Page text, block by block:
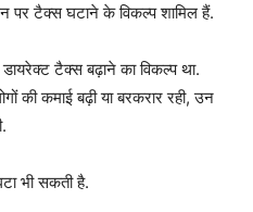
पर टैक्स घटाने के विकल्प शामिल हैं.
टैक्स बढ़ाने का विकल्प था.
की कमाई बढ़ी या बरकरार रही, उन
भी सकती है.